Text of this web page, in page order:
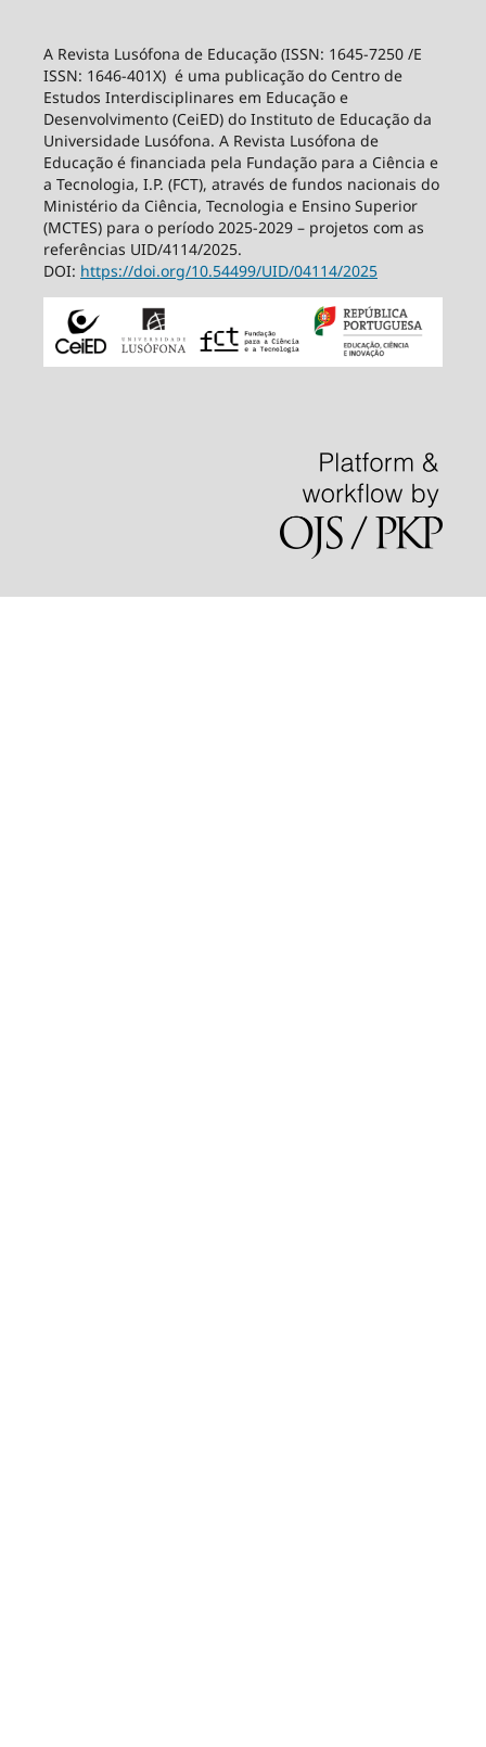
A Revista Lusófona de Educação (ISSN: 1645-7250 /E
ISSN: 1646-401X) é uma publicação do Centro de
Estudos Interdisciplinares em Educação e
Desenvolvimento (CeiED) do Instituto de Educação da
Universidade Lusófona. A Revista Lusófona de
Educação é financiada pela Fundação para a Ciência e
a Tecnologia, I.P. (FCT), através de fundos nacionais do
Ministério da Ciência, Tecnologia e Ensino Superior
(MCTES) para o período 2025-2029 – projetos com as
referências UID/4114/2025.
DOI: https://doi.org/10.54499/UID/04114/2025